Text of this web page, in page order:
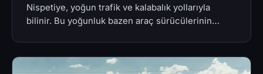
Nispetiye, yoğun trafik ve kalabalık yollarıyla
bilinir. Bu yoğunluk bazen araç sürücülerinin…